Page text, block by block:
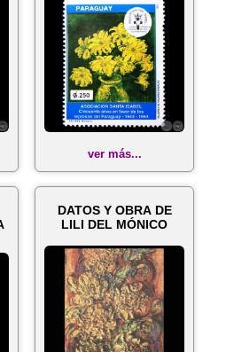
ver más...
DATOS Y OBRA DE
LILI DEL MÓNICO